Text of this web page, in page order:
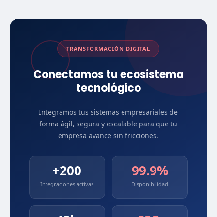
TRANSFORMACIÓN DIGITAL
Conectamos tu ecosistema
tecnológico
Integramos tus sistemas empresariales de
forma ágil, segura y escalable para que tu
empresa avance sin fricciones.
+200
Integraciones activas
99.9%
Disponibilidad